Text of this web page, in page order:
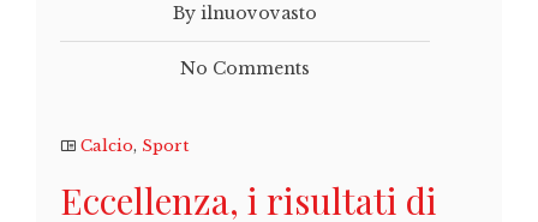
By ilnuovovasto
No Comments
Calcio, Sport
Eccellenza, i risultati di